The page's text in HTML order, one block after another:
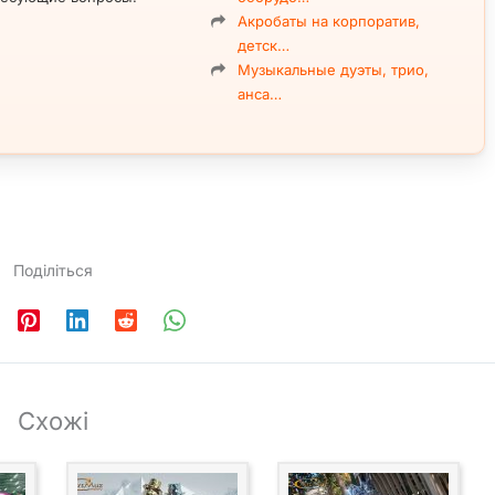
Акробаты на корпоратив,
детск…
Музыкальные дуэты, трио,
анса…
Поділіться
Схожі